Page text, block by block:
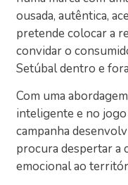
ousada, autêntica,
pretende colocar a
convidar o
Setúbal dentro e
Com uma
inteligente e no jogo
campanha
procura despertar a
emocional ao